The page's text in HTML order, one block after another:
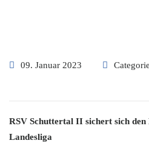
09. Januar 2023
RSV Schuttertal II sichert sich
Landesliga